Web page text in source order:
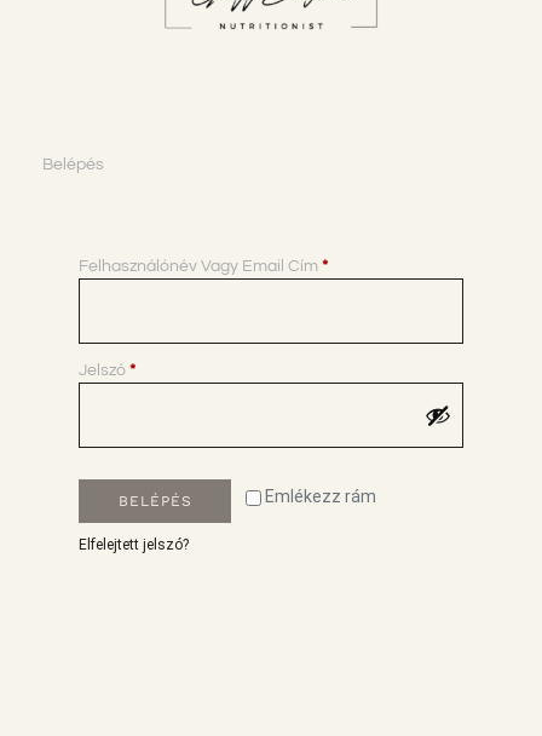
Belépés
Felhasználónév Vagy Email Cím *
Jelszó *
Emlékezz rám
BELÉPÉS
Elfelejtett jelszó?